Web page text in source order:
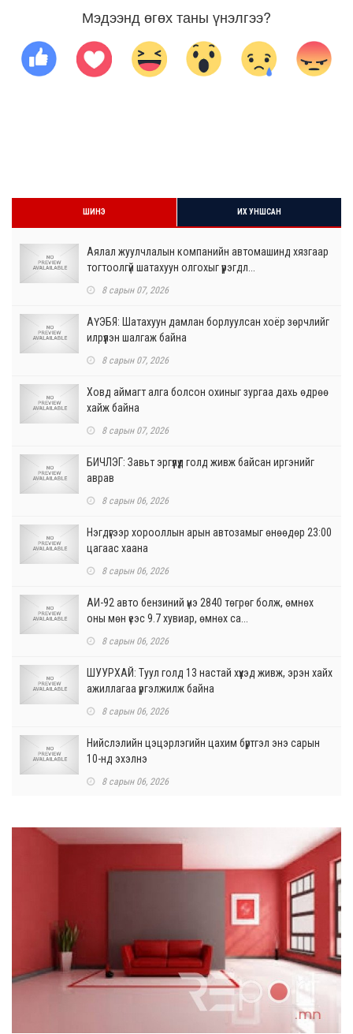
Мэдээнд өгөх таны үнэлгээ?
ШИНЭ ИХ УНШСАН
Аялал жуулчлалын компанийн автомашинд хязгаар
тогтоолгүй шатахуун олгохыг үүрэгдл...
8 сарын 07, 2026
АҮЭБЯ: Шатахуун дамлан борлуулсан хоёр зөрчлийг
илрүүлэн шалгаж байна
8 сарын 07, 2026
Ховд аймагт алга болсон охиныг зургаа дахь өдрөө
хайж байна
8 сарын 07, 2026
БИЧЛЭГ: Завьт эргүүлүүд голд живж байсан иргэнийг
аврав
8 сарын 06, 2026
Нэгдүгээр хорооллын арын автозамыг өнөөдөр 23:00
цагаас хаана
8 сарын 06, 2026
АИ-92 авто бензиний үнэ 2840 төгрөг болж, өмнөх
оны мөн үеэс 9.7 хувиар, өмнөх са...
8 сарын 06, 2026
ШУУРХАЙ: Туул голд 13 настай хүүхэд живж, эрэн хайх
ажиллагаа үргэлжилж байна
8 сарын 06, 2026
Нийслэлийн цэцэрлэгийн цахим бүртгэл энэ сарын
10-нд эхэлнэ
8 сарын 06, 2026
барилгын ажлын нийт гүйцэтгэл 74.5 хув...
Нэгдүгээр ангид элсэгчдийн бүртгэлийг энэ сарын 17-
ноос E-Mongolia системээр зохи...
Өчигдөр согтуугаар тээврийн хэрэгсэл жолоодсон
95 хэрэг бүртгэгджээ
Хүүхдийн мөнгө, халамж, тэтгэмжийг энэ сарын 20-нд